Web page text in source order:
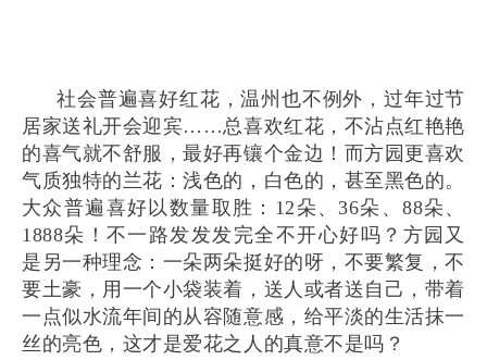
社会普遍喜好红花，温州也不例外，过年过节
居家送礼开会迎宾……总喜欢红花，不沾点红艳艳
的喜气就不舒服，最好再镶个金边！而方园更喜欢
气质独特的兰花：浅色的，白色的，甚至黑色的。
大众普遍喜好以数量取胜：12朵、36朵、88朵、
1888朵！不一路发发发完全不开心好吗？方园又
是另一种理念：一朵两朵挺好的呀，不要繁复，不
要土豪，用一个小袋装着，送人或者送自己，带着
一点似水流年间的从容随意感，给平淡的生活抹一
丝的亮色，这才是爱花之人的真意不是吗？